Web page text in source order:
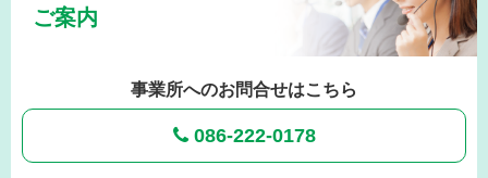
ご案内
事業所へのお問合せはこちら
086-222-0178